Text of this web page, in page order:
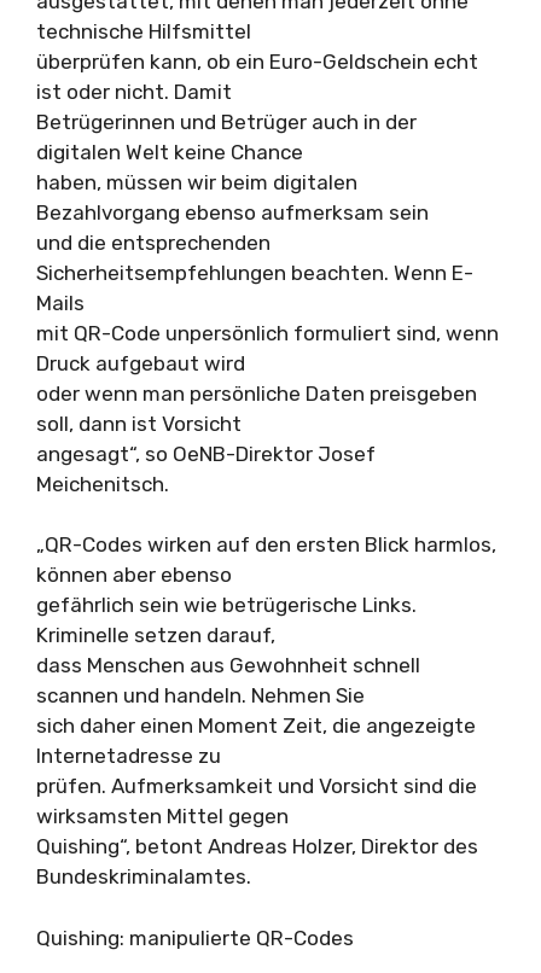
technische Hilfsmittel
überprüfen kann, ob ein Euro-Geldschein echt
ist oder nicht. Damit
Betrügerinnen und Betrüger auch in der
digitalen Welt keine Chance
haben, müssen wir beim digitalen
Bezahlvorgang ebenso aufmerksam sein
und die entsprechenden
Sicherheitsempfehlungen beachten. Wenn E-
Mails
mit QR-Code unpersönlich formuliert sind, wenn
Druck aufgebaut wird
oder wenn man persönliche Daten preisgeben
soll, dann ist Vorsicht
angesagt“, so OeNB-Direktor Josef
Meichenitsch.
„QR-Codes wirken auf den ersten Blick harmlos,
können aber ebenso
gefährlich sein wie betrügerische Links.
Kriminelle setzen darauf,
dass Menschen aus Gewohnheit schnell
scannen und handeln. Nehmen Sie
sich daher einen Moment Zeit, die angezeigte
Internetadresse zu
prüfen. Aufmerksamkeit und Vorsicht sind die
wirksamsten Mittel gegen
Quishing“, betont Andreas Holzer, Direktor des
Bundeskriminalamtes.
Quishing: manipulierte QR-Codes